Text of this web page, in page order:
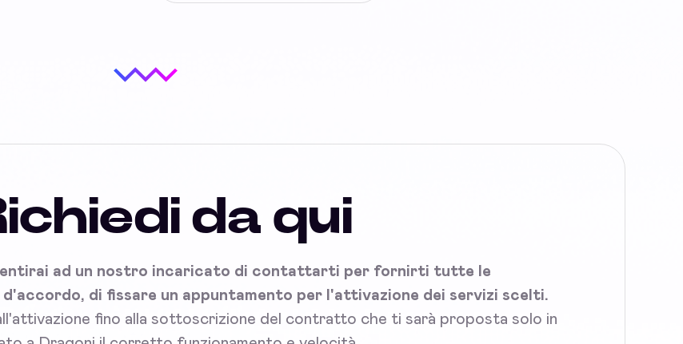
da qui
ad un nostro incaricato di contattarti per fornirti tutte le
d'accordo, di fissare un appuntamento per l'attivazione dei servizi scelti.
fino alla sottoscrizione del contratto che ti sarà proposta solo in